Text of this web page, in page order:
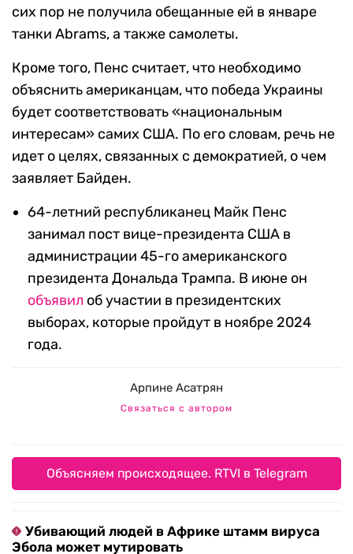
сих пор не получила обещанные ей в январе
танки Abrams, а также самолеты.
Кроме того, Пенс считает, что необходимо
объяснить американцам, что победа Украины
будет соответствовать «национальным
интересам» самих США. По его словам, речь не
идет о целях, связанных с демократией, о чем
заявляет Байден.
64-летний республиканец Майк Пенс
занимал пост вице-президента США в
администрации 45-го американского
президента Дональда Трампа. В июне он
объявил об участии в президентских
выборах, которые пройдут в ноябре 2024
года.
Арпине Асатрян
Связаться с автором
Объясняем происходящее. RTVI в Telegram
Убивающий людей в Африке штамм вируса
Эбола может мутировать